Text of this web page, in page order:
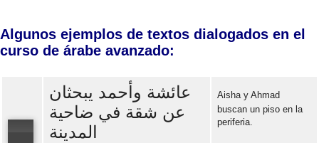
Algunos ejemplos de textos dialogados en el
curso de árabe avanzado:
عائشة وأحمد يبحثان
عن شقة في ضاحية
المدينة
Aisha y Ahmad
buscan un piso en la
periferia.